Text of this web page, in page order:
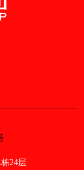
24层